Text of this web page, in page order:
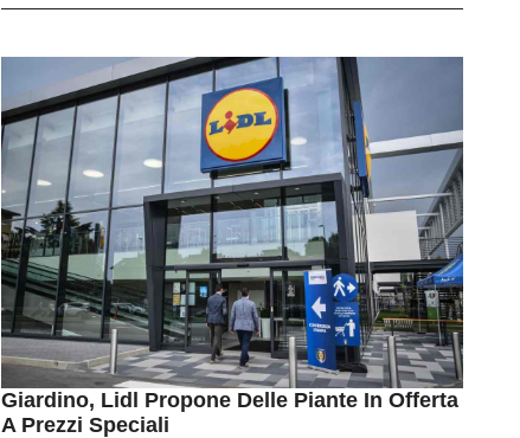
Giardino, Lidl Propone Delle Piante In Offerta
A Prezzi Speciali